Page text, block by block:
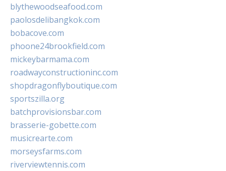
blythewoodseafood.com
paolosdelibangkok.com
bobacove.com
phoone24brookfield.com
mickeybarmama.com
roadwayconstructioninc.com
shopdragonflyboutique.com
sportszilla.org
batchprovisionsbar.com
brasserie-gobette.com
musicrearte.com
morseysfarms.com
riverviewtennis.com